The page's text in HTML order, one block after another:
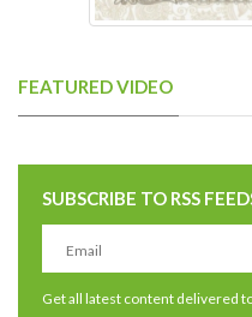
FEATURED VIDEO
SUBSCRIBE TO RSS
Get all latest content delivered